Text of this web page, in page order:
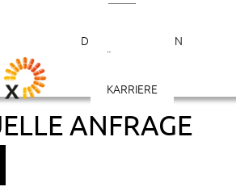
DIENSTLEISTUNGEN
ÜBER UNS
KARRIERE
IHRE
ANFRAGE